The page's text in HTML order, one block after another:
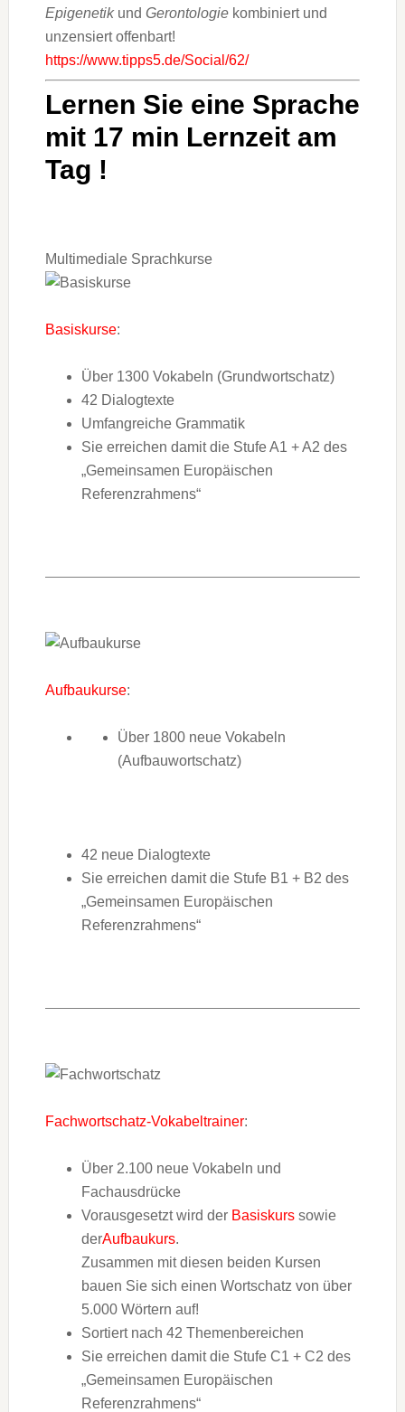
Epigenetik und Gerontologiekombiniert und
unzensiert offenbart!
https://www.tipps5.de/Social/62/
Lernen Sie eine Sprache
mit 17 min Lernzeit am
Tag !
Multimediale Sprachkurse
Basiskurse:
Über 1300 Vokabeln (Grundwortschatz)
42 Dialogtexte
Umfangreiche Grammatik
Sie erreichen damit die Stufe A1 + A2 des
„Gemeinsamen Europäischen
Referenzrahmens“
Aufbaukurse:
Über 1800 neue Vokabeln
(Aufbauwortschatz)
42 neue Dialogtexte
Sie erreichen damit die Stufe B1 + B2 des
„Gemeinsamen Europäischen
Referenzrahmens“
Fachwortschatz-Vokabeltrainer:
Über 2.100 neue Vokabeln und
Fachausdrücke
Vorausgesetzt wird der Basiskurssowie
derAufbaukurs.
Zusammen mit diesen beiden Kursen
bauen Sie sich einen Wortschatz von über
5.000 Wörtern auf!
Sortiert nach 42 Themenbereichen
Sie erreichen damit die Stufe C1 + C2 des
„Gemeinsamen Europäischen
Referenzrahmens“